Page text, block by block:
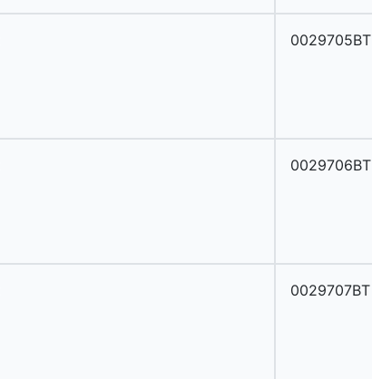
0029705BT
0029706BT
0029707BT